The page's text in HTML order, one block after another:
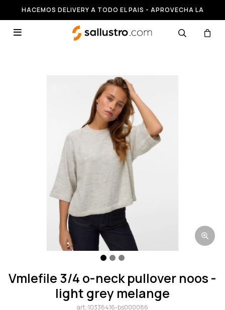
HACEMOS DELIVERY A TODO EL PAIS - APROVECHA LA
RUNNING HASTA 50% OFF

vmlefile 3/4 o-neck pullover noos -
light grey melange
10336416-bs000086